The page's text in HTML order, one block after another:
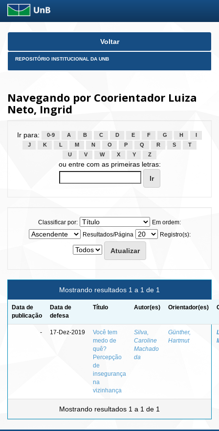
Skip
Voltar
REPOSITÓRIO INSTITUCIONAL DA UNB
Navegando por Coorientador Luiza
Neto, Ingrid
Ir para: 0-9 A B C D E F G H
J
K L M N O P Q R S
T
U
V W X Y Z
ou entre com as primeiras letras:
Classificar por:
Em ordem:
Resultados/Página
Registro(s):
Mostrando resultados 1 a 1 de 1
Data de
publicação
Data de
defesa
Título Autor(es) Orientador(es)
- 17-Dez-2019
Você tem
medo de
quê?
Percepção
de
insegurança
na
vizinhança
Silva,
Caroline
Machado
da
Günther,
Hartmut
Mostrando resultados 1 a 1 de 1